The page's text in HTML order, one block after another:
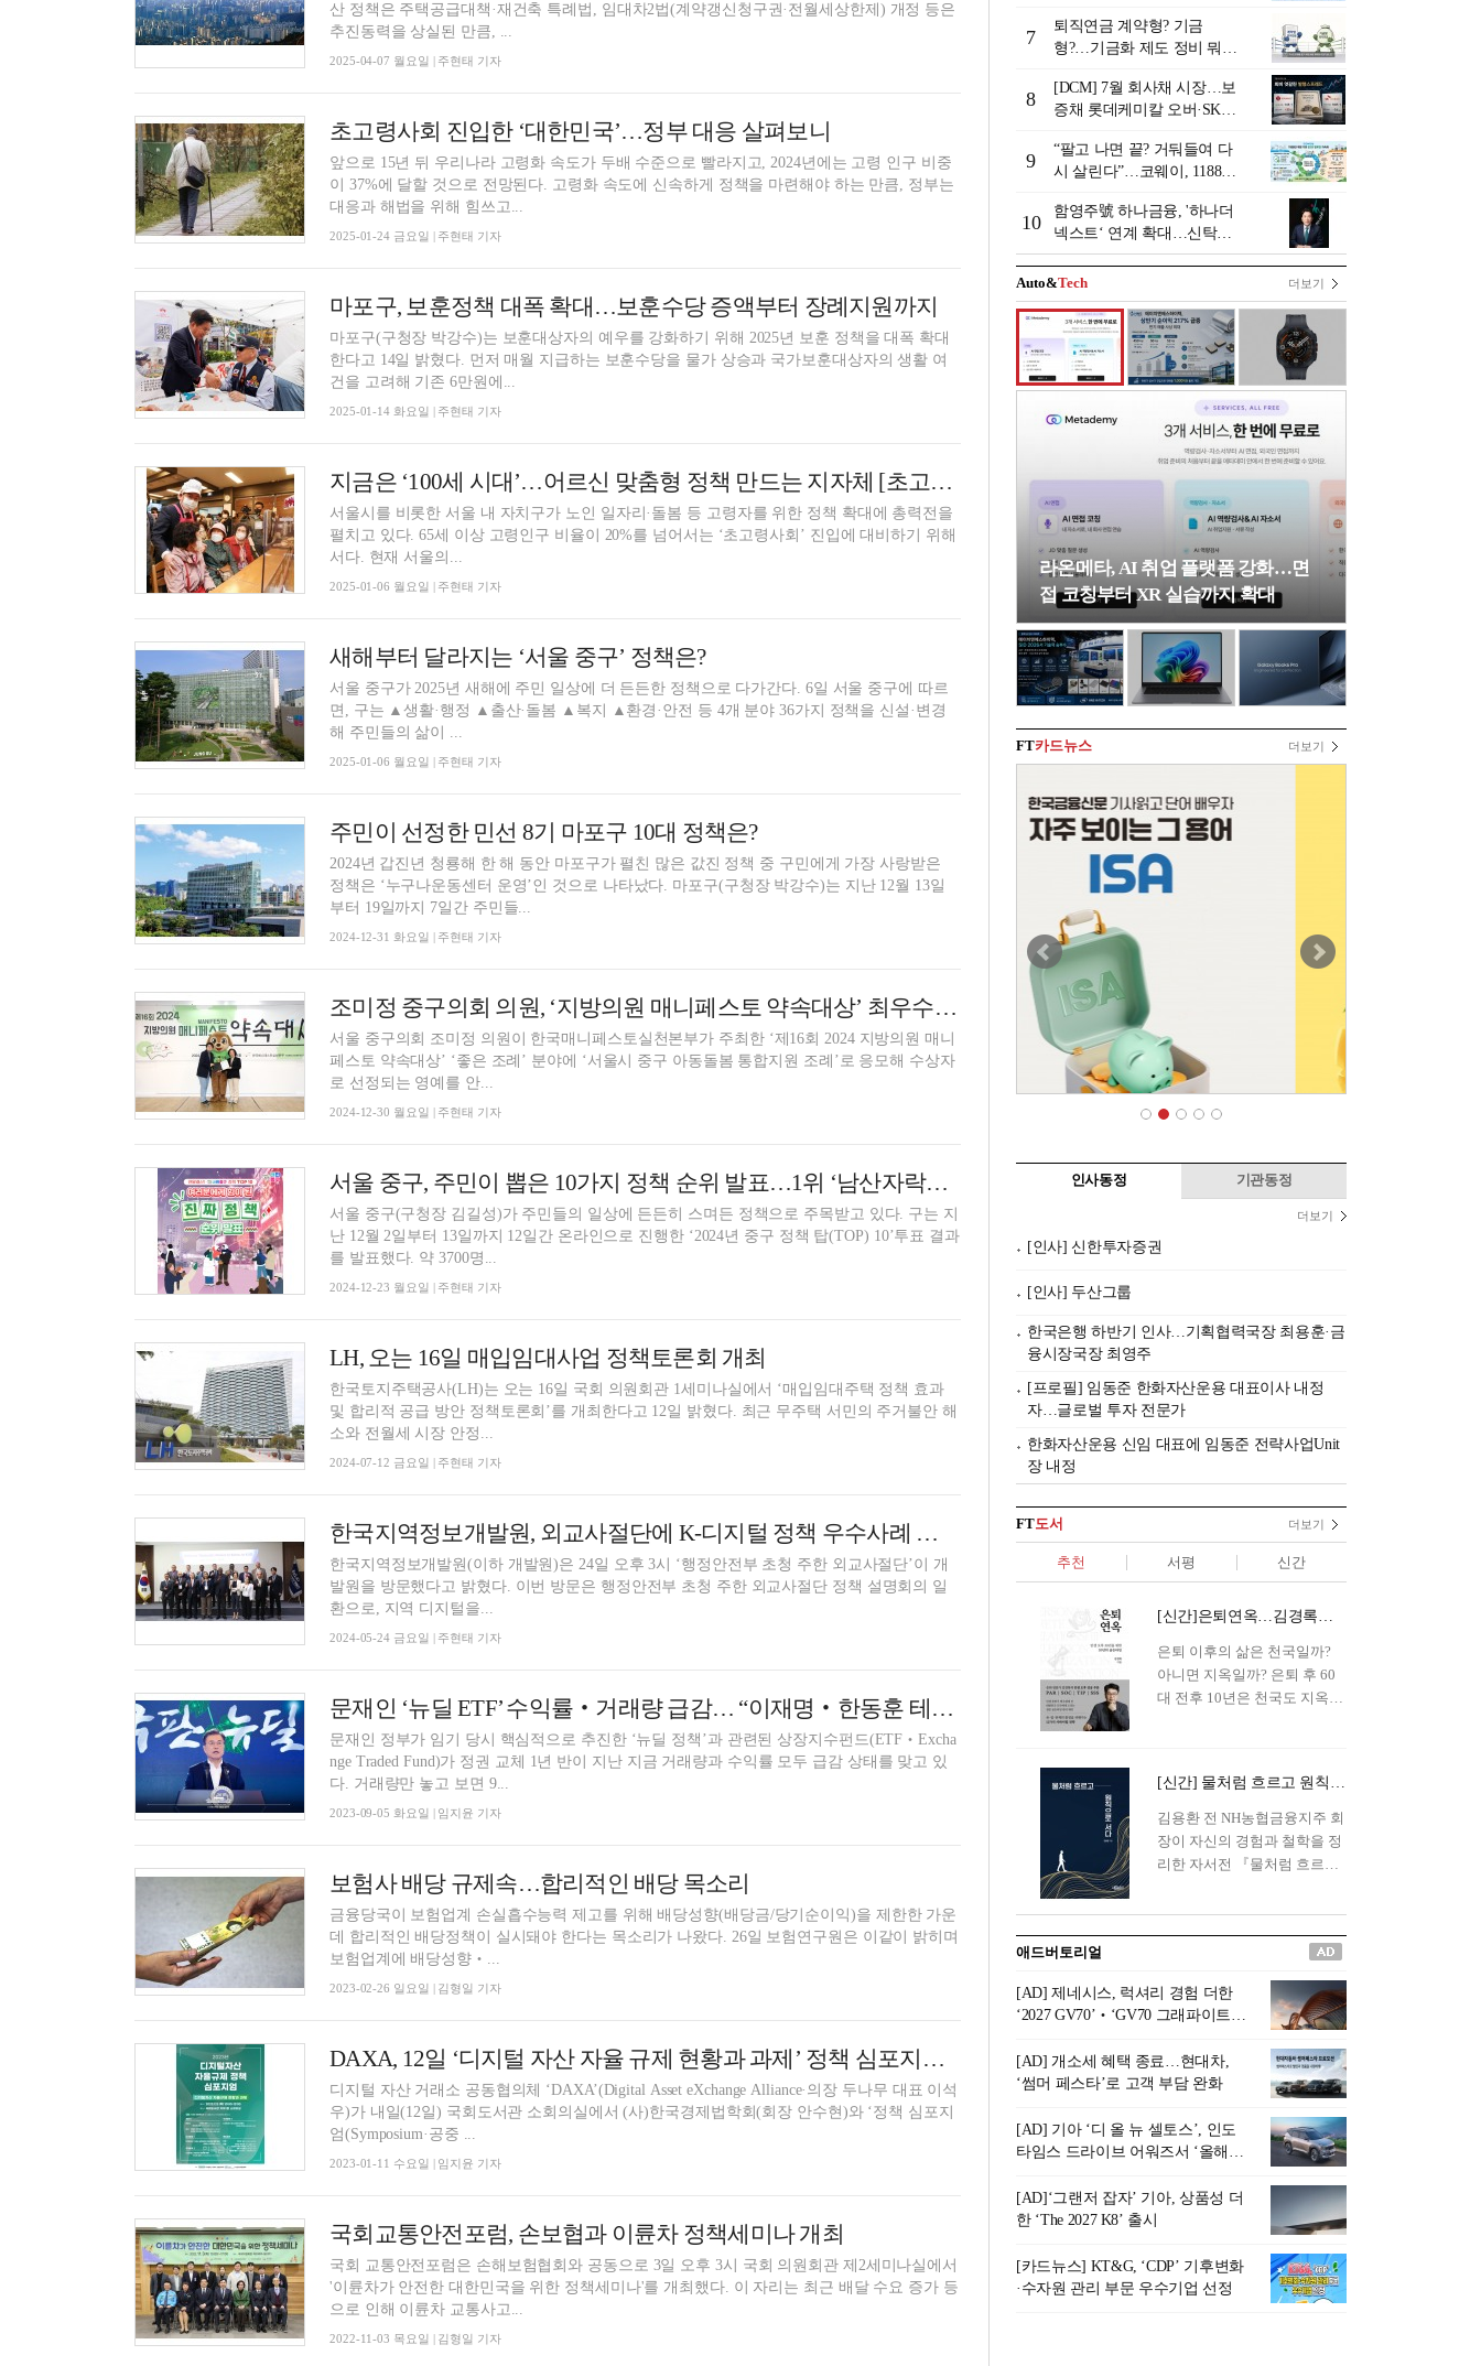
산 정책은 주택공급대책·재건축 특례법, 임대차2법(계약갱신청구권·전월세상한제) 개정 등은
추진동력을 상실된 만큼, ...
2025-04-07 월요일 | 주현태 기자
초고령사회 진입한 ‘대한민국’…정부 대응 살펴보니
앞으로 15년 뒤 우리나라 고령화 속도가 두배 수준으로 빨라지고, 2024년에는 고령 인구 비중
이 37%에 달할 것으로 전망된다. 고령화 속도에 신속하게 정책을 마련해야 하는 만큼, 정부는
대응과 해법을 위해 힘쓰고...
2025-01-24 금요일 | 주현태 기자
마포구, 보훈정책 대폭 확대…보훈수당 증액부터 장례지원까지
마포구(구청장 박강수)는 보훈대상자의 예우를 강화하기 위해 2025년 보훈 정책을 대폭 확대
한다고 14일 밝혔다. 먼저 매월 지급하는 보훈수당을 물가 상승과 국가보훈대상자의 생활 여
건을 고려해 기존 6만원에...
2025-01-14 화요일 | 주현태 기자
지금은 ‘100세 시대’…어르신 맞춤형 정책 만드는 지자체 [초고령사회, 복지를 외치다]
서울시를 비롯한 서울 내 자치구가 노인 일자리·돌봄 등 고령자를 위한 정책 확대에 총력전을
펼치고 있다. 65세 이상 고령인구 비율이 20%를 넘어서는 ‘초고령사회’ 진입에 대비하기 위해
서다. 현재 서울의...
2025-01-06 월요일 | 주현태 기자
새해부터 달라지는 ‘서울 중구’ 정책은?
서울 중구가 2025년 새해에 주민 일상에 더 든든한 정책으로 다가간다. 6일 서울 중구에 따르
면, 구는 ▲생활·행정 ▲출산·돌봄 ▲복지 ▲환경·안전 등 4개 분야 36가지 정책을 신설·변경
해 주민들의 삶이 ...
2025-01-06 월요일 | 주현태 기자
주민이 선정한 민선 8기 마포구 10대 정책은?
2024년 갑진년 청룡해 한 해 동안 마포구가 펼친 많은 값진 정책 중 구민에게 가장 사랑받은
정책은 ‘누구나운동센터 운영’인 것으로 나타났다. 마포구(구청장 박강수)는 지난 12월 13일
부터 19일까지 7일간 주민들...
2024-12-31 화요일 | 주현태 기자
조미정 중구의회 의원, ‘지방의원 매니페스토 약속대상’ 최우수상 수상 영예
서울 중구의회 조미정 의원이 한국매니페스토실천본부가 주최한 ‘제16회 2024 지방의원 매니
페스토 약속대상’ ‘좋은 조례’ 분야에 ‘서울시 중구 아동돌봄 통합지원 조례’로 응모해 수상자
로 선정되는 영예를 안...
2024-12-30 월요일 | 주현태 기자
서울 중구, 주민이 뽑은 10가지 정책 순위 발표…1위 ‘남산자락숲길’
서울 중구(구청장 김길성)가 주민들의 일상에 든든히 스며든 정책으로 주목받고 있다. 구는 지
난 12월 2일부터 13일까지 12일간 온라인으로 진행한 ‘2024년 중구 정책 탑(TOP) 10’투표 결과
를 발표했다. 약 3700명...
2024-12-23 월요일 | 주현태 기자
LH, 오는 16일 매입임대사업 정책토론회 개최
한국토지주택공사(LH)는 오는 16일 국회 의원회관 1세미나실에서 ‘매입임대주택 정책 효과
및 합리적 공급 방안 정책토론회’를 개최한다고 12일 밝혔다. 최근 무주택 서민의 주거불안 해
소와 전월세 시장 안정...
2024-07-12 금요일 | 주현태 기자
한국지역정보개발원, 외교사절단에 K-디지털 정책 우수사례 공유
한국지역정보개발원(이하 개발원)은 24일 오후 3시 ‘행정안전부 초청 주한 외교사절단’이 개
발원을 방문했다고 밝혔다. 이번 방문은 행정안전부 초청 주한 외교사절단 정책 설명회의 일
환으로, 지역 디지털을...
2024-05-24 금요일 | 주현태 기자
문재인 ‘뉴딜 ETF’ 수익률‧거래량 급감… “이재명‧한동훈 테마주 조심”
문재인 정부가 임기 당시 핵심적으로 추진한 ‘뉴딜 정책’과 관련된 상장지수펀드(ETF‧Excha
nge Traded Fund)가 정권 교체 1년 반이 지난 지금 거래량과 수익률 모두 급감 상태를 맞고 있
다. 거래량만 놓고 보면 9...
2023-09-05 화요일 | 임지윤 기자
보험사 배당 규제속…합리적인 배당 목소리
금융당국이 보험업계 손실흡수능력 제고를 위해 배당성향(배당금/당기순이익)을 제한한 가운
데 합리적인 배당정책이 실시돼야 한다는 목소리가 나왔다. 26일 보험연구원은 이같이 밝히며
보험업계에 배당성향‧...
2023-02-26 일요일 | 김형일 기자
DAXA, 12일 ‘디지털 자산 자율 규제 현황과 과제’ 정책 심포지엄 개최
디지털 자산 거래소 공동협의체 ‘DAXA’(Digital Asset eXchange Alliance·의장 두나무 대표 이석
우)가 내일(12일) 국회도서관 소회의실에서 (사)한국경제법학회(회장 안수현)와 ‘정책 심포지
엄(Symposium·공중 ...
2023-01-11 수요일 | 임지윤 기자
국회교통안전포럼, 손보협과 이륜차 정책세미나 개최
국회 교통안전포럼은 손해보험협회와 공동으로 3일 오후 3시 국회 의원회관 제2세미나실에서
'이륜차가 안전한 대한민국을 위한 정책세미나'를 개최했다. 이 자리는 최근 배달 수요 증가 등
으로 인해 이륜차 교통사고...
2022-11-03 목요일 | 김형일 기자
7
퇴직연금 계약형? 기금
형?…기금화 제도 정비 뭐길
(상)]
8
[DCM] 7월 회사채 시장…보
증채 롯데케미칼 오버·SK에
9
“팔고 나면 끝? 거둬들여 다
시 살린다”…코웨이, 1188만
10
함영주號 하나금융, '하나더
넥스트‘ 연계 확대…신탁수
수료 2배 증가 효과 [금융 시
니어 비즈니스 돋보기]
Auto&Tech 더보기
라온메타, AI 취업 플랫폼 강화…면
접 코칭부터 XR 실습까지 확대
FT카드뉴스 더보기
인사동정 기관동정
더보기
[인사] 신한투자증권
[인사] 두산그룹
한국은행 하반기 인사…기획협력국장 최용훈·금
융시장국장 최영주
[프로필] 임동준 한화자산운용 대표이사 내정
자…글로벌 투자 전문가
한화자산운용 신임 대표에 임동준 전략사업Unit
장 내정
FT도서 더보기
추천 서평 신간
[신간]은퇴연옥…김경록의 은퇴 후 삶의 나침반
은퇴 이후의 삶은 천국일까?
아니면 지옥일까? 은퇴 후 60
대 전후 10년은 천국도 지옥도
은퇴 설계를 가이드해 온 김경
록 옵투스자산운용의 고문이
신간 『은퇴연옥』을 내놓았
다.단테는 지옥을 '모든 희망을
록 고문은 새로운 시각을 제시
0년의 과도기는 지옥이 아니라
정화와 성장의 공간인 ‘은퇴연
옥(Purgatory)’이라는 것이다.
연옥은 고통스럽지만 끝이 있
으며, 준비를 통해 천국으로 나
아갈 수 있는 희망의 장소라고
말한
[신간] 물처럼 흐르고 원칙으로 서다…김용환의 통찰을 담다
김용환 전 NH농협금융지주 회
장이 자신의 경험과 철학을 정
리한 자서전 『물처럼 흐르고
통 관료 출신으로 한국 금융의
주요 변곡점마다 중요한 역할
을 하고 금융 경영인으로서 큰
족적을 남긴 김 전 회장이 후배
세대에게 전하는 삶의 조언을
담은 인생 노트다.『물처럼 흐
르고 원칙으로 서다』는 단순
한 자서전을 넘어, 실패를 두려
워하지 않는 용기와 자신에 대
한 믿음이 어떻게 삶을 풍요롭
게 만드는지를 보여주는 지혜
의 보고로 평가된다.김용환 전
회장은 “인생의 목표가 크더라
도 조급해하지 말고 작은 것부
터 하나 하나 성취해 나가
라”고 조언한다. 뼈아픈 실패
조차 성공의 뼈대가 된다는 긍
애드버토리얼
[AD] 제네시스, 럭셔리 경험 더한
‘2027 GV70’‧‘GV70 그래파이트’
[AD] 개소세 혜택 종료…현대차,
‘썸머 페스타’로 고객 부담 완화
[AD] 기아 ‘디 올 뉴 셀토스’, 인도
타임스 드라이브 어워즈서 ‘올해의
[AD]‘그랜저 잡자’ 기아, 상품성 더
한 ‘The 2027 K8’ 출시
[카드뉴스] KT&G, ‘CDP’ 기후변화
·수자원 관리 부문 우수기업 선정